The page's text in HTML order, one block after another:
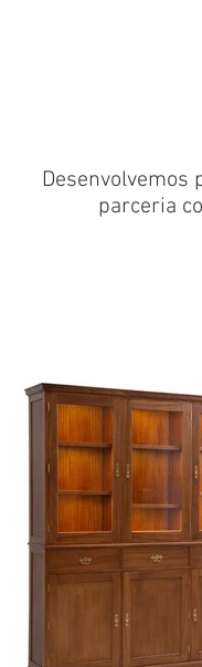
Tiago Pereira
Desenvolvemos
parceria